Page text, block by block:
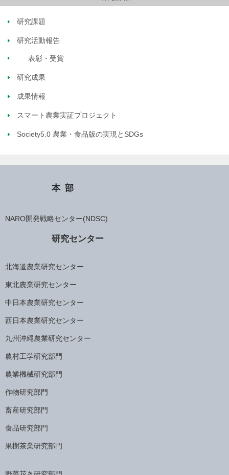
研究課題
研究活動報告
表彰・受賞
研究成果
成果情報
スマート農業実証プロジェクト
Society5.0 農業・食品版の実現とSDGs
本部
NARO開発戦略センター(NDSC)
研究センター
北海道農業研究センター
東北農業研究センター
中日本農業研究センター
西日本農業研究センター
九州沖縄農業研究センター
農村工学研究部門
農業機械研究部門
作物研究部門
畜産研究部門
食品研究部門
果樹茶業研究部門